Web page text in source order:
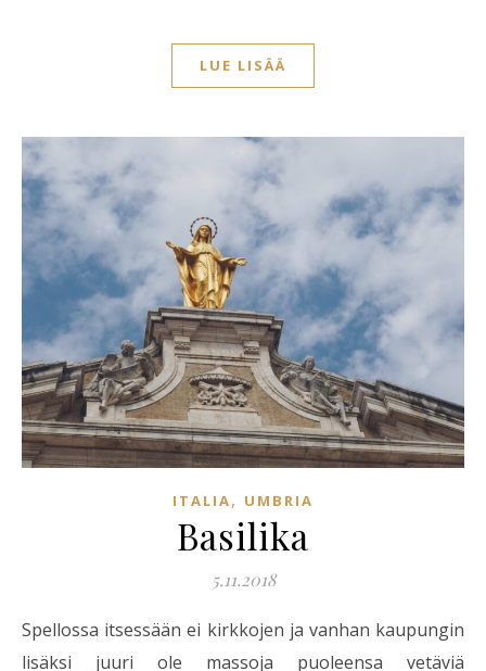
LUE LISÄÄ
ITALIA, UMBRIA
Basilika
5.11.2018
Spellossa itsessään ei kirkkojen ja vanhan kaupungin
lisäksi juuri ole massoja puoleensa vetäviä